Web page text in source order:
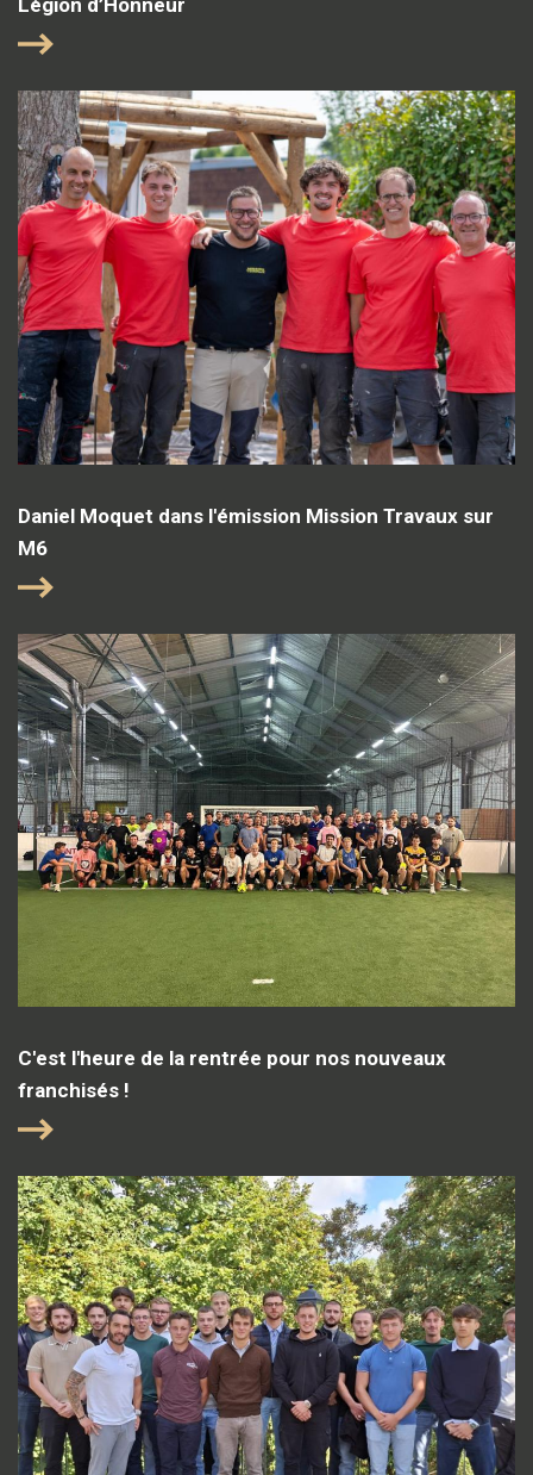
Légion d’Honneur
Daniel Moquet dans l'émission Mission Travaux sur
M6
C'est l'heure de la rentrée pour nos nouveaux
franchisés !